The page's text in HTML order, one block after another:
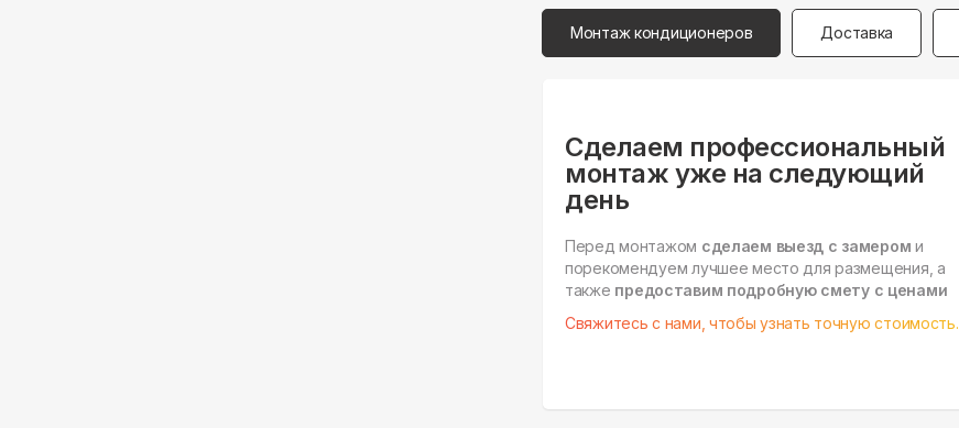
Монтаж кондиционеров Доставка
Сделаем профессиональный
монтаж уже на следующий
день
Перед монтажом сделаем выезд с замером и
порекомендуем лучшее место для размещения, а
также предоставим подробную смету с ценами
Свяжитесь с нами, чтобы узнать точную стоимость.